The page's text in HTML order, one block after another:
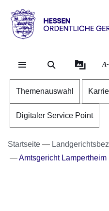
Hessen
Ordentliche
Gerichtsbarkeit
Themenauswahl
Digitaler Service Point
Startseite
Amtsgericht Lampertheim